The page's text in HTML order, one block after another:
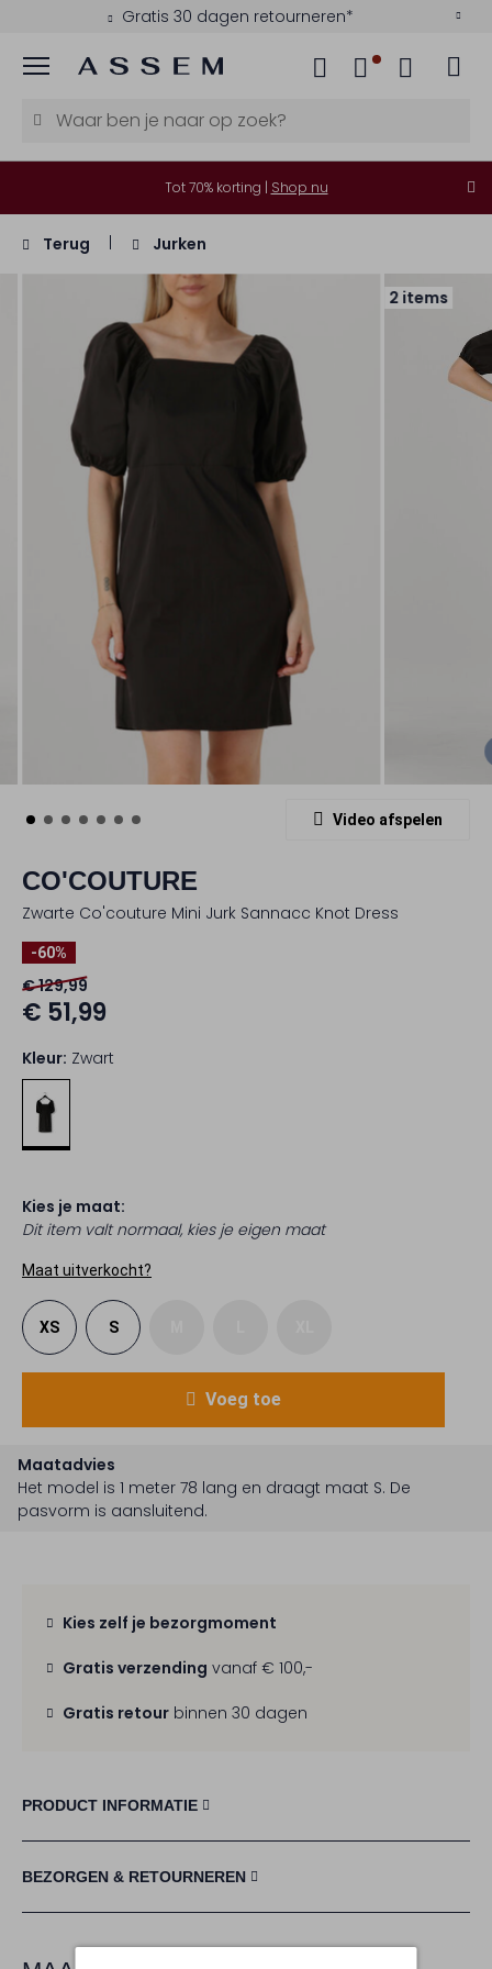
Gratis 30 dagen retourneren*
Menu
Tot 70% korting | Shop nu
Terug Jurken
2 items
Video afspelen
CO'COUTURE
Zwarte Co'couture Mini Jurk Sannacc Knot Dress
-60%
€ 129,99
€ 51,99
Kleur: Zwart
Kies je maat:
Dit item valt normaal, kies je eigen maat
Maat uitverkocht?
XS S
Voeg toe
Maatadvies
Het model is 1 meter 78 lang en draagt maat S. De
pasvorm is aansluitend.
Kies zelf je bezorgmoment
Gratis verzending vanaf € 100,-
Gratis retour binnen 30 dagen
PRODUCT INFORMATIE
BEZORGEN & RETOURNEREN